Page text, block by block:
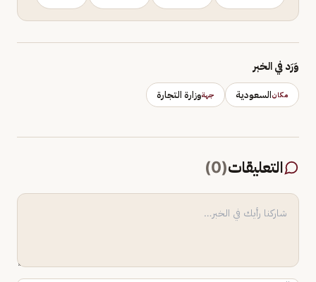
وَرَد في الخبر
مكانالسعودية جهةوزارة التجارة
التعليقات(
0
)